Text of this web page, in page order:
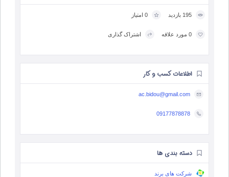
195 بازدید 0 امتیاز
0 مورد علاقه اشتراک گذاری
اطلاعات کسب و کار
ac.bidou@gmail.com
09177878878
دسته بندی ها
شرکت های برند